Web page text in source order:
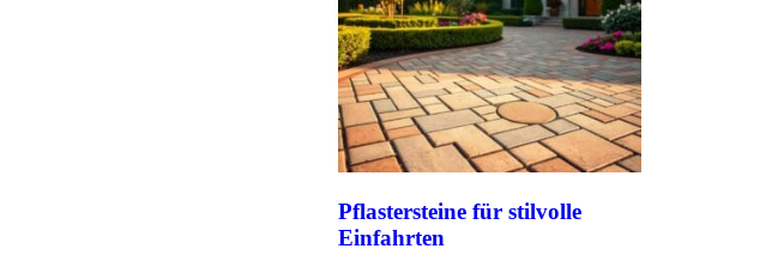
Pflastersteine für stilvolle
Einfahrten